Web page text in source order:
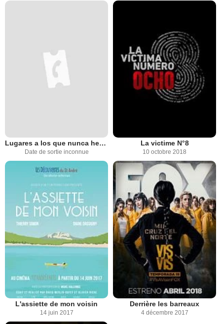
Lugares a los que nunca hemos ido
Date de sortie inconnue
La victime N°8
10 octobre 2018
L'assiette de mon voisin
14 juin 2017
Derrière les barreaux
4 décembre 2017